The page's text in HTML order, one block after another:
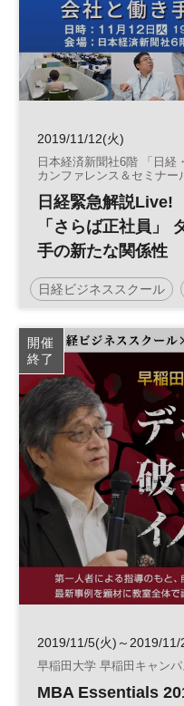
2019/11/12(火)
日本経済新聞社6階 「日経
カンファレンス＆セミナー
日経緊急解説Live!
「さらば正社員」
手の新たな関係性
／日経ビジネスス
日経ビジネススクール
日経緊急解説Live！
開催
終了
2019/11/5(火)～2019/11/
早稲田大学 早稲田キャンパ
MBA Essentials